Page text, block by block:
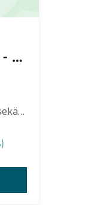
A